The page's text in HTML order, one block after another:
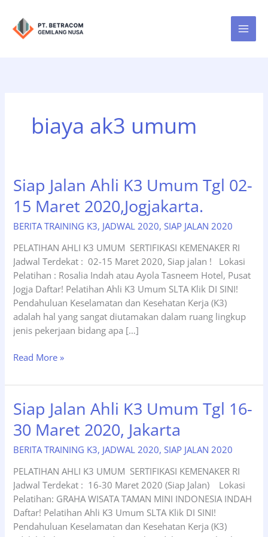
konten
biaya ak3 umum
Siap Jalan Ahli K3 Umum Tgl 02-
15 Maret 2020,Jogjakarta.
BERITA TRAINING K3, JADWAL 2020,SIAP JALAN 2020
PELATIHAN AHLI K3 UMUM SERTIFIKASI KEMENAKER RI
Jadwal Terdekat : 02-15 Maret 2020, Siap jalan ! Lokasi
Pelatihan : Rosalia Indah atau Ayola Tasneem Hotel, Pusat
Jogja Daftar! Pelatihan Ahli K3 Umum SLTA Klik DI SINI!
Pendahuluan Keselamatan dan Kesehatan Kerja (K3)
adalah hal yang sangat diutamakan dalam ruang lingkup
jenis pekerjaan bidang apa […]
Siap
Ahli
Umum
Tgl
02-
15
Maret
2020,Jogjakarta.
Read More »
Siap Jalan Ahli K3 Umum Tgl 16-
30 Maret 2020, Jakarta
BERITA TRAINING K3, JADWAL 2020,SIAP JALAN 2020
PELATIHAN AHLI K3 UMUM SERTIFIKASI KEMENAKER RI
Jadwal Terdekat : 16-30 Maret 2020 (Siap Jalan) Lokasi
Pelatihan: GRAHA WISATA TAMAN MINI INDONESIA INDAH
Daftar! Pelatihan Ahli K3 Umum SLTA Klik DI SINI!
Pendahuluan Keselamatan dan Kesehatan Kerja (K3)